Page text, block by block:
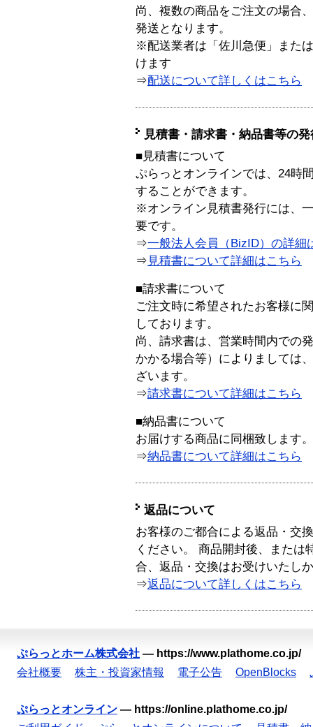
尚、複数の商品をご注文の場合
発送となります。
※配送業者は「佐川急便」また
けます
⇒配送について詳しくはこちら
見積書・請求書・納品書等の
■見積書について
ぷらっとオンラインでは、24時
することができます。
※オンライン見積書発行には、
要です。
⇒一般法人会員（BizID）の詳細
⇒ 見積書について詳細はこちら
■請求書について
ご注文時に希望されたお客様に
しております。
尚、請求書は、営業時間内での
かかる場合等）によりましては
ざいます。
⇒請求書について詳細はこちら
■納品書について
お届けする商品に同梱致します。
⇒納品書について詳細はこちら
返品について
お客様のご都合による返品・交
ください。 商品開封後、または
合、返品・交換はお受けいたし
⇒返品について詳しくはこちら
ぷらっとホーム株式会社 — https://www.plathome.co.jp/
会社概要
株主・投資家情報 電子公告 OpenBlocks
ぷらっとオンライン — https://online.plathome.co.jp/